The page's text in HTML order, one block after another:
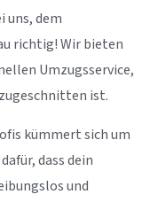
uns, dem
richtig! Wir bieten
Umzugsservice,
ist.
kümmert sich um
dass dein
und